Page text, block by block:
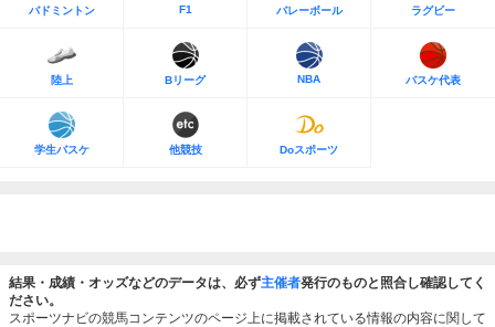
バドミントン F1 バレーボール ラグビー
陸上 Bリーグ NBA バスケ代表
学生バスケ 他競技 Doスポーツ
結果・成績・オッズなどのデータは、必ず主催者発行のものと照合し確認してく
ださい。
スポーツナビの競馬コンテンツのページ上に掲載されている情報の内容に関して